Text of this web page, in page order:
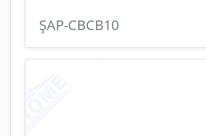
ŞAP-CBCB10